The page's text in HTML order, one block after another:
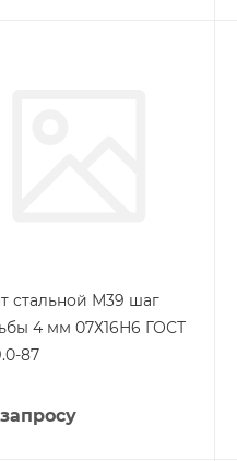
стальной М39 шаг
4 мм 07Х16Н6 ГОСТ
87